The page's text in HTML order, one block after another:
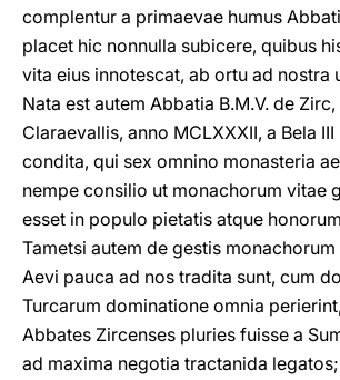
complentur a primaevae humus
placet hic nonnulla subicere, quibus
vita eius innotescat, ab ortu ad nostra
Nata est autem Abbatia B.M.V. de
Claraevallis, anno MCLXXXII, a Bela
condita, qui sex omnino monasteria
nempe consilio ut monachorum vitae
esset in populo pietatis atque
Tametsi autem de gestis
Aevi pauca ad nos tradita sunt, cum
Turcarum dominatione omnia
Abbates Zircenses pluries fuisse a
ad maxima negotia tractanida